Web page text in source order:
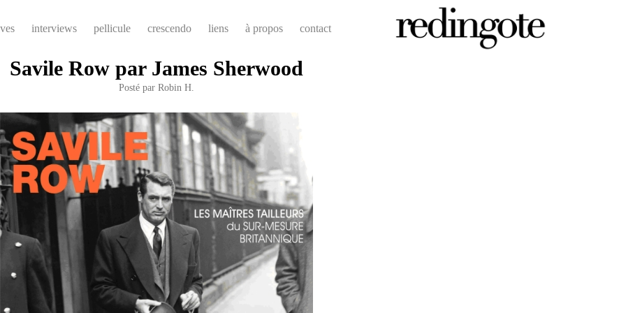
interviews pellicule crescendo liens à propos contact
Savile Row par James Sherwood
Posté par Robin H.